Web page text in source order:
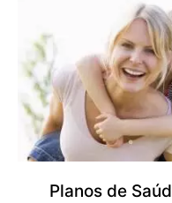
Planos de